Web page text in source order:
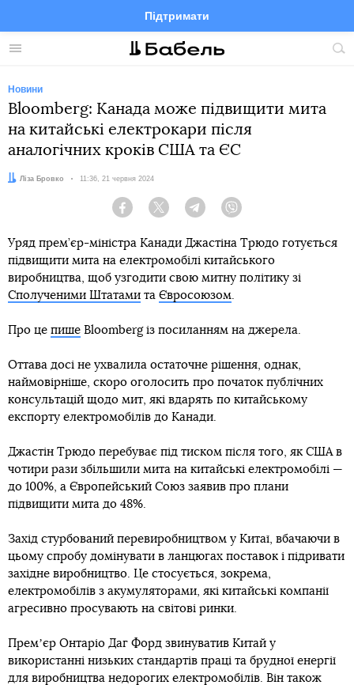
Меню
Підтримати
FacebookTelegramTwitter
Новини
Bloomberg: Канада може підвищити мита
на китайські електрокари після
аналогічних кроків США та ЄС
Автор:
Ліза Бровко Дата:
11:36, 21 червня 2024
Facebook Twitter Telegram
Уряд прем’єр-міністра Канади Джастіна Трюдо готується
підвищити мита на електромобілі китайського
виробництва, щоб узгодити свою митну політику зі
Сполученими Штатами та Євросоюзом.
Про це пише Bloomberg із посиланням на джерела.
Оттава досі не ухвалила остаточне рішення, однак,
наймовірніше, скоро оголосить про початок публічних
консультацій щодо мит, які вдарять по китайському
експорту електромобілів до Канади.
Джастін Трюдо перебуває під тиском після того, як США в
чотири рази збільшили мита на китайські електромобілі —
до 100%, а Європейський Союз заявив про плани
підвищити мита до 48%.
Захід стурбований перевиробництвом у Китаї, вбачаючи в
цьому спробу домінувати в ланцюгах поставок і підривати
західне виробництво. Це стосується, зокрема,
електромобілів з акумуляторами, які китайські компанії
агресивно просувають на світові ринки.
Премʼєр Онтаріо Даг Форд звинуватив Китай у
використанні низьких стандартів праці та брудної енергії
для виробництва недорогих електромобілів. Він також